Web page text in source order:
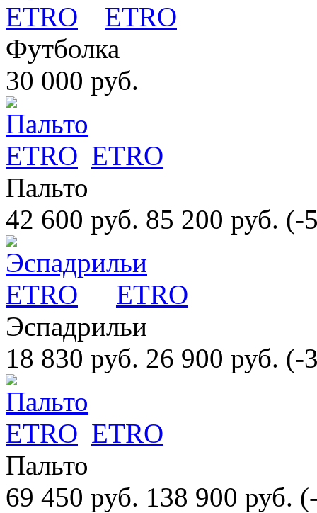
ETRO
Футболка
30 000 руб.
ETRO
Пальто
42 600 руб. 85 200 руб. (-
ETRO
Эспадрильи
18 830 руб. 26 900 руб. (-
ETRO
Пальто
69 450 руб. 138 900 руб.